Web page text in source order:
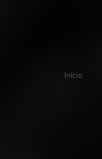
Início